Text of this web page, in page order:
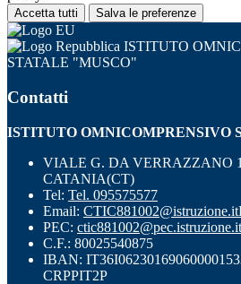
Accetta tutti Salva le preferenze
ISTITUTO
STATALE "MUSCO"
Contatti
ISTITUTO OMNICOMPRENSIVO
VIALE G. DA VERRAZZANO
CATANIA(CT)
Tel: Tel. 095575577
Email: CTIC881002@istruzione.it
PEC: ctic881002@pec.istruzione.it
C.F.: 80025540875
IBAN:
CRPPIT2P